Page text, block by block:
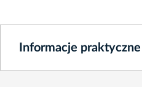
Informacje praktyczne